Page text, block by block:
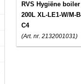
RVS Hygiëne boiler
200L XL-LE1-W/M-
C4
(Art. nr. 2132001031)